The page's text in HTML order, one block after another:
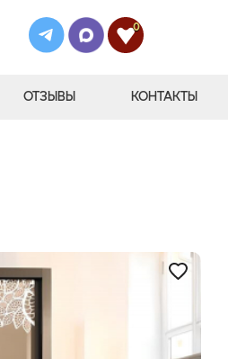
0
ОТЗЫВЫ КОНТАКТЫ